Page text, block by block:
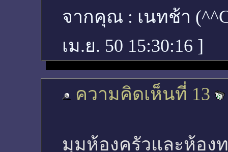
จากคุณ : เนทช้า
เม.ย. 50 15:30:16 ]
ความคิดเห็นที่ 13
มุมห้องครัวและห้อง